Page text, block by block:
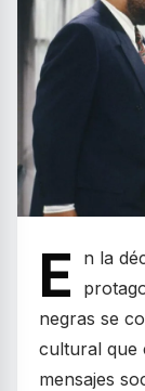
E
n la
negras se
cultural que
mensajes